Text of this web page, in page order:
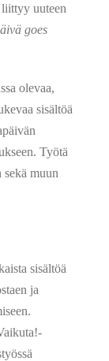
uuteen
goes
olevaa,
sisältöä
Työtä
sekä muun
sisältöä
ja